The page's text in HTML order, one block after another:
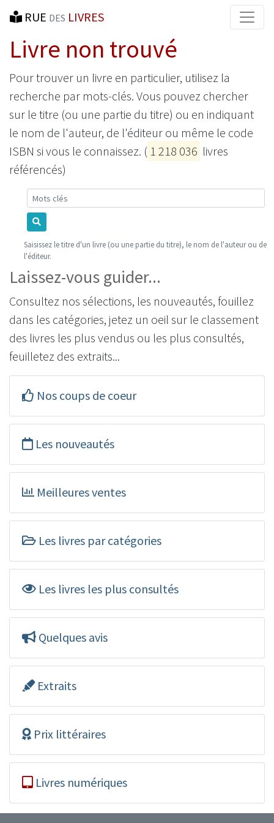
RUE DES LIVRES
Livre non trouvé
Pour trouver un livre en particulier, utilisez la
recherche par mots-clés. Vous pouvez chercher
sur le titre (ou une partie du titre) ou en indiquant
le nom de l'auteur, de l'éditeur ou même le code
ISBN si vous le connaissez. ( 1 218 036 livres
référencés)
Mots-clés
Saisissez le titre d'un livre (ou une partie du titre), le nom de l'auteur ou de
l'éditeur.
Laissez-vous guider...
Consultez nos sélections, les nouveautés, fouillez
dans les catégories, jetez un oeil sur le classement
des livres les plus vendus ou les plus consultés,
feuilletez des extraits...
Nos coups de coeur
Les nouveautés
Meilleures ventes
Les livres par catégories
Les livres les plus consultés
Quelques avis
Extraits
Prix littéraires
Livres numériques